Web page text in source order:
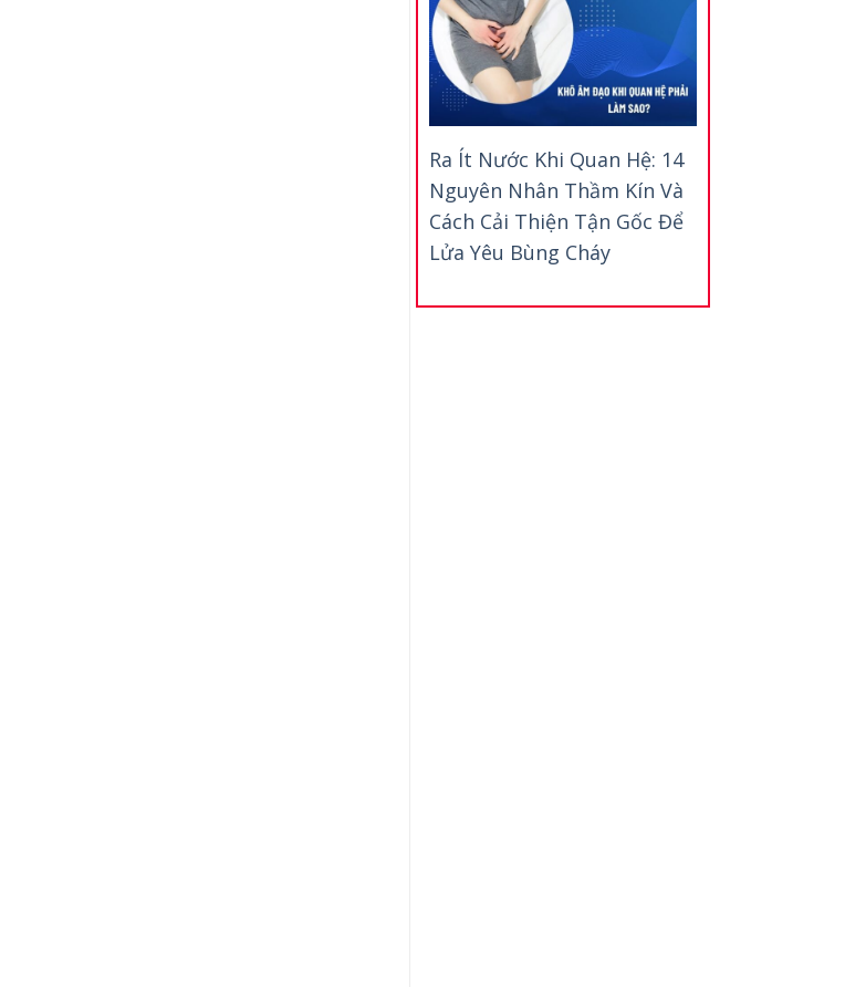
Ra Ít Nước Khi Quan Hệ: 14
Nguyên Nhân Thầm Kín Và
Cách Cải Thiện Tận Gốc Để
Lửa Yêu Bùng Cháy